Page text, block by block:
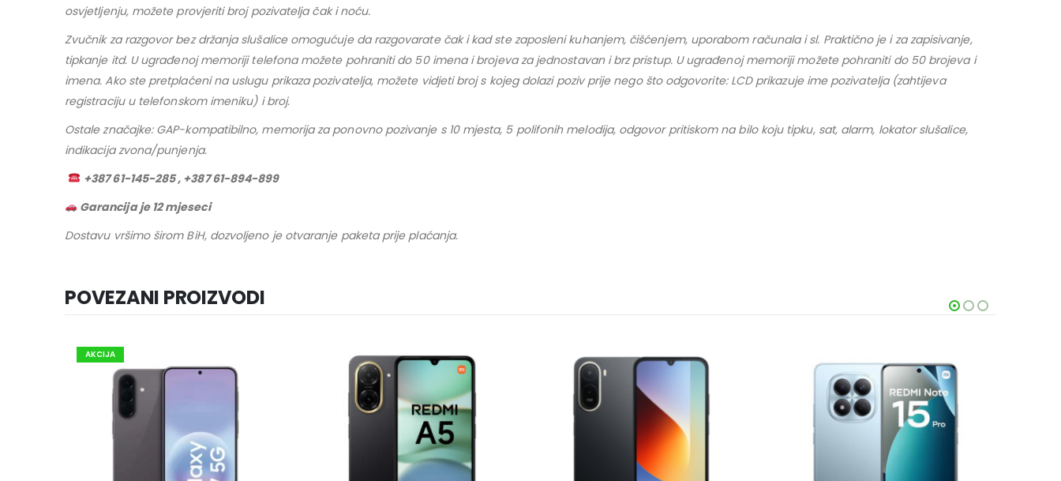
osvjetljenju, možete provjeriti broj pozivatelja čak i noću.
Zvučnik za razgovor bez držanja slušalice omogućuje da razgovarate čak i kad ste zaposleni kuhanjem, čišćenjem, uporabom računala i sl. Praktično je i za zapisivanje,
tipkanje itd. U ugrađenoj memoriji telefona možete pohraniti do 50 imena i brojeva za jednostavan i brz pristup. U ugrađenoj memoriji možete pohraniti do 50 brojeva i
imena. Ako ste pretplaćeni na uslugu prikaza pozivatelja, možete vidjeti broj s kojeg dolazi poziv prije nego što odgovorite: LCD prikazuje ime pozivatelja (zahtijeva
registraciju u telefonskom imeniku) i broj.
Ostale značajke: GAP-kompatibilno, memorija za ponovno pozivanje s 10 mjesta, 5 polifonih melodija, odgovor pritiskom na bilo koju tipku, sat, alarm, lokator slušalice,
indikacija zvona/punjenja.
+387 61-145-285 , +387 61-894-899
Garancija je 12 mjeseci
Dostavu vršimo širom BiH, dozvoljeno je otvaranje paketa prije plaćanja.
POVEZANI PROIZVODI
AKCIJA